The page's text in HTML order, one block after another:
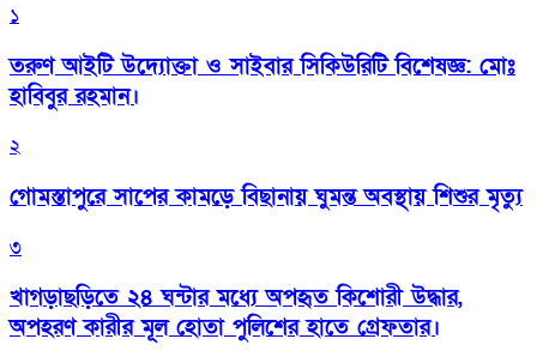
১
তরুণ আইটি উদ্যোক্তা ও সাইবার সিকিউরিটি বিশেষজ্ঞ: মোঃ
হাবিবুর রহমান।
২
গোমস্তাপুরে সাপের কামড়ে বিছানায় ঘুমন্ত অবস্থায় শিশুর মৃত্যু
৩
খাগড়াছড়িতে ২৪ ঘন্টার মধ্যে অপহৃত কিশোরী উদ্ধার,
অপহরণ কারীর মূল হোতা পুলিশের হাতে গ্রেফতার।